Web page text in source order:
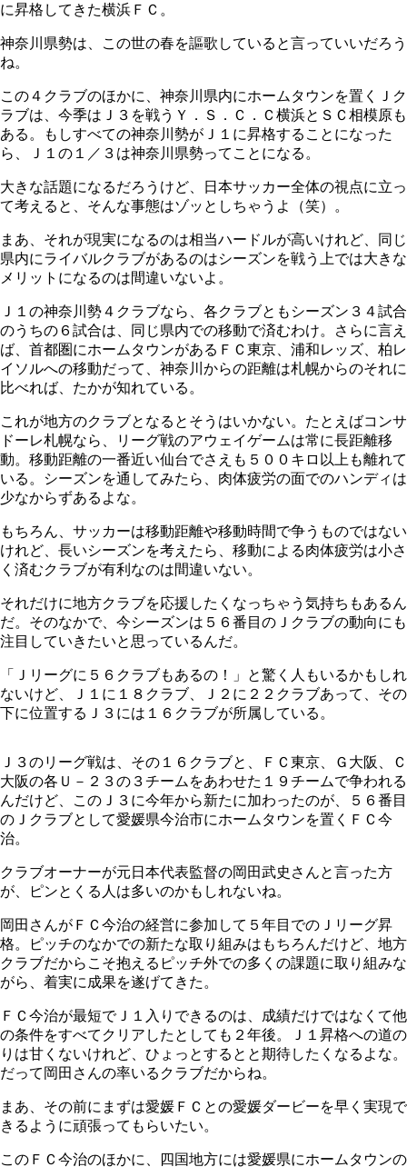
に昇格してきた横浜ＦＣ。
神奈川県勢は、この世の春を謳歌していると言っていいだろう
ね。
この４クラブのほかに、神奈川県内にホームタウンを置くＪク
ラブは、今季はＪ３を戦うＹ．Ｓ．Ｃ．Ｃ横浜とＳＣ相模原も
ある。もしすべての神奈川勢がＪ１に昇格することになった
ら、Ｊ１の１／３は神奈川県勢ってことになる。
大きな話題になるだろうけど、日本サッカー全体の視点に立っ
て考えると、そんな事態はゾッとしちゃうよ（笑）。
まあ、それが現実になるのは相当ハードルが高いけれど、同じ
県内にライバルクラブがあるのはシーズンを戦う上では大きな
メリットになるのは間違いないよ。
Ｊ１の神奈川勢４クラブなら、各クラブともシーズン３４試合
のうちの６試合は、同じ県内での移動で済むわけ。さらに言え
ば、首都圏にホームタウンがあるＦＣ東京、浦和レッズ、柏レ
イソルへの移動だって、神奈川からの距離は札幌からのそれに
比べれば、たかが知れている。
これが地方のクラブとなるとそうはいかない。たとえばコンサ
ドーレ札幌なら、リーグ戦のアウェイゲームは常に長距離移
動。移動距離の一番近い仙台でさえも５００キロ以上も離れて
いる。シーズンを通してみたら、肉体疲労の面でのハンディは
少なからずあるよな。
もちろん、サッカーは移動距離や移動時間で争うものではない
けれど、長いシーズンを考えたら、移動による肉体疲労は小さ
く済むクラブが有利なのは間違いない。
それだけに地方クラブを応援したくなっちゃう気持ちもあるん
だ。そのなかで、今シーズンは５６番目のＪクラブの動向にも
注目していきたいと思っているんだ。
「Ｊリーグに５６クラブもあるの！」と驚く人もいるかもしれ
ないけど、Ｊ１に１８クラブ、Ｊ２に２２クラブあって、その
下に位置するＪ３には１６クラブが所属している。
Ｊ３のリーグ戦は、その１６クラブと、ＦＣ東京、Ｇ大阪、Ｃ
大阪の各Ｕ－２３の３チームをあわせた１９チームで争われる
んだけど、このＪ３に今年から新たに加わったのが、５６番目
のＪクラブとして愛媛県今治市にホームタウンを置くＦＣ今
治。
クラブオーナーが元日本代表監督の岡田武史さんと言った方
が、ピンとくる人は多いのかもしれないね。
岡田さんがＦＣ今治の経営に参加して５年目でのＪリーグ昇
格。ピッチのなかでの新たな取り組みはもちろんだけど、地方
クラブだからこそ抱えるピッチ外での多くの課題に取り組みな
がら、着実に成果を遂げてきた。
ＦＣ今治が最短でＪ１入りできるのは、成績だけではなくて他
の条件をすべてクリアしたとしても２年後。Ｊ１昇格への道の
りは甘くないけれど、ひょっとするとと期待したくなるよな。
だって岡田さんの率いるクラブだからね。
まあ、その前にまずは愛媛ＦＣとの愛媛ダービーを早く実現で
きるように頑張ってもらいたい。
このＦＣ今治のほかに、四国地方には愛媛県にホームタウンの